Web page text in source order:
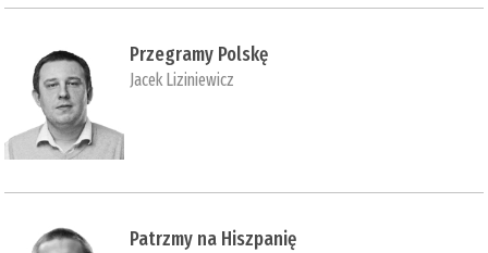
Przegramy Polskę
Jacek Liziniewicz
Patrzmy na Hiszpanię